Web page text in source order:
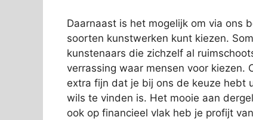
Daarnaast is het mogelijk om via ons
soorten kunstwerken kunt kiezen.
kunstenaars die zichzelf al
verrassing waar mensen voor
extra fijn dat je bij ons de keuze hebt
wils te vinden is. Het mooie aan
ook op financieel vlak heb je profijt